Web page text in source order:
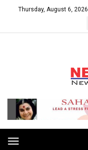
Thursday, August 6, 2026
Toggle